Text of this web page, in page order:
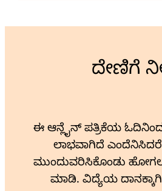
ದೇಣಿಗೆ
ಈ ಆನ್ಲೈನ್ ಪತ್ರಿಕೆಯ
ಲಾಭವಾಗಿದೆ
ಮುಂದುವರಿಸಿಕೊಂಡು
ಮಾಡಿ. ವಿದ್ಯೆಯ